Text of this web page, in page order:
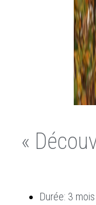
«
Durée: 3 mois